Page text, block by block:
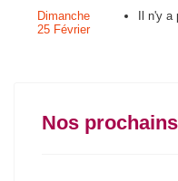
Dimanche
25 Février
Il n'y
Nos